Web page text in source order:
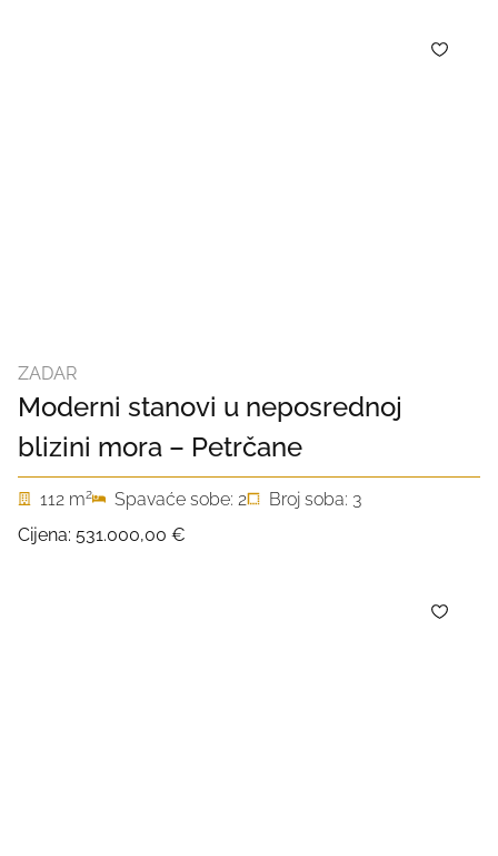
ZADAR
Moderni stanovi u neposrednoj
blizini mora – Petrčane
112 m2 Spavaće sobe: 2
Broj soba: 3
Cijena: 531.000,00 €